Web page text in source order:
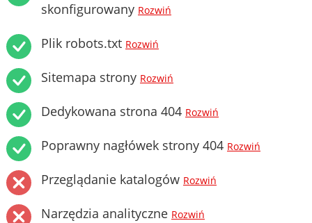
skonfigurowany Rozwiń
Plik robots.txt Rozwiń
Sitemapa strony Rozwiń
Dedykowana strona 404 Rozwiń
Poprawny nagłówek strony 404 Rozwiń
Przeglądanie katalogów Rozwiń
Narzędzia analityczne Rozwiń